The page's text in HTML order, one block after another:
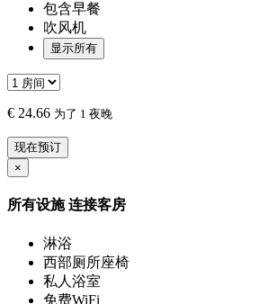
包含早餐
吹风机
显示所有
€ 24.66 为了 1 夜晚
现在预订
×
所有设施连接客房
淋浴
西部厕所座椅
私人浴室
免费WiFi